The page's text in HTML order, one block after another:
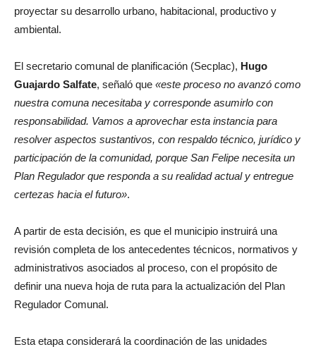
proyectar su desarrollo urbano, habitacional, productivo y
ambiental.
El secretario comunal de planificación (Secplac), Hugo
Guajardo Salfate, señaló que «este proceso no avanzó como
nuestra comuna necesitaba y corresponde asumirlo con
responsabilidad. Vamos a aprovechar esta instancia para
resolver aspectos sustantivos, con respaldo técnico, jurídico y
participación de la comunidad, porque San Felipe necesita un
Plan Regulador que responda a su realidad actual y entregue
certezas hacia el futuro».
A partir de esta decisión, es que el municipio instruirá una
revisión completa de los antecedentes técnicos, normativos y
administrativos asociados al proceso, con el propósito de
definir una nueva hoja de ruta para la actualización del Plan
Regulador Comunal.
Esta etapa considerará la coordinación de las unidades